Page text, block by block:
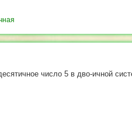
число 5 в дво-ичной